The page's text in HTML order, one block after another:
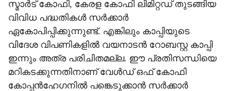
സ്മാര്‍ട് കോഫി, കേരള കോഫി ലിമിറ്റഡ് തുടങ്ങിയ
വിവിധ പദ്ധതികള്‍ സര്‍ക്കാര്‍
ഏകോപിപ്പിക്കുന്നുണ്ട്. എങ്കിലും കാപ്പിയുടെ
വിദേശ വിപണികളില്‍ വയനാടന്‍ റോബസ്റ്റ കാപ്പി
ഇന്നും അത്ര പരിചിതമല്ല. ഈ പ്രതിസന്ധിയെ
മറികടക്കുന്നതിനാണ് വേള്‍ഡ് ഒഫ് കോഫി
കോപ്പന്‍ഹേഗനില്‍ പങ്കെടുക്കാന്‍ സര്‍ക്കാര്‍